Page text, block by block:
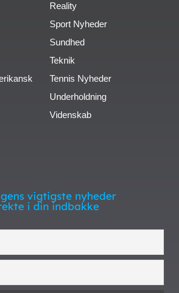
Reality
Sport Nyheder
Sundhed
Teknik
Tennis Nyheder
Underholdning
Videnskab
vigtigste nyheder
i din indbakke